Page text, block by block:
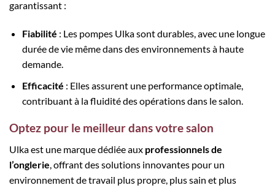
garantissant :
Fiabilité : Les pompes Ulka sont durables, avec une longue
durée de vie même dans des environnements à haute
demande.
Efficacité : Elles assurent une performance optimale,
contribuant à la fluidité des opérations dans le salon.
Optez pour le meilleur dans votre salon
Ulka est une marque dédiée aux professionnels de
l’onglerie, offrant des solutions innovantes pour un
environnement de travail plus propre, plus sain et plus